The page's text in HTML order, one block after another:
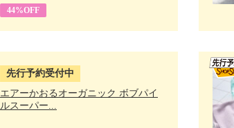
44%OFF
先行予約受付中
エアーかおるオーガニック ボブパイ
ルスーパー...